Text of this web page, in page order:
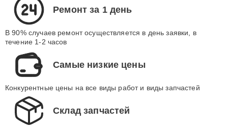
Ремонт за 1 день
В 90% случаев ремонт осуществляется в день заявки, в
течение 1-2 часов
Самые низкие цены
Конкурентные цены на все виды работ и виды запчастей
Склад запчастей